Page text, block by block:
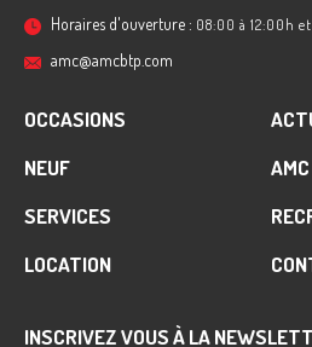
Horaires d'ouverture : 08:00 à 12:00h et
amc@amcbtp.com
OCCASIONS
NEUF
SERVICES
LOCATION
AMC
INSCRIVEZ VOUS À LA